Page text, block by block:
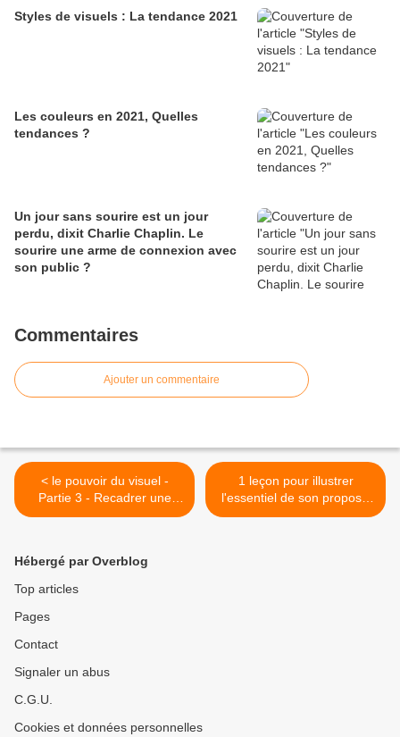
Styles de visuels : La tendance 2021
Les couleurs en 2021, Quelles
tendances ?
Un jour sans sourire est un jour
perdu, dixit Charlie Chaplin. Le
sourire une arme de connexion avec
son public ?
Commentaires
Ajouter un commentaire
< le pouvoir du visuel -
Partie 3 - Recadrer une
image pour gagner en
1 leçon pour illustrer
l'essentiel de son propos -
Partie 1- >
Hébergé par Overblog
Top articles
Pages
Contact
Signaler un abus
C.G.U.
Cookies et données personnelles